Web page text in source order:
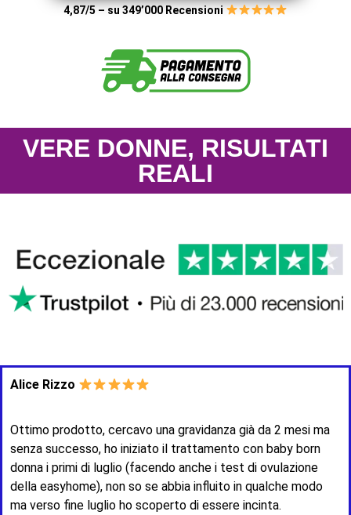
4,87/5 – su 349’000 Recensioni
VERE DONNE, RISULTATI
REALI
Alice Rizzo
Ottimo prodotto, cercavo una gravidanza già da 2 mesi ma
senza successo, ho iniziato il trattamento con baby born
donna i primi di luglio (facendo anche i test di ovulazione
della easyhome), non so se abbia influito in qualche modo
ma verso fine luglio ho scoperto di essere incinta.